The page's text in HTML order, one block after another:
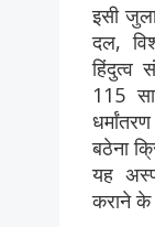
इसी
दल,
हिंदुत्व
115
बठेना
यह
कराने के